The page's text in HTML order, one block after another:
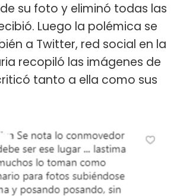
su foto y eliminó todas las
Luego la polémica se
a Twitter, red social en la
recopiló las imágenes de
tanto a ella como sus